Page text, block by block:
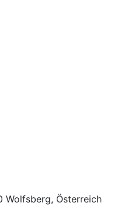
Wolfsberg, Österreich